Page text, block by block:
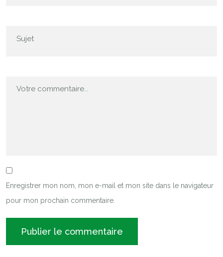
Enregistrer mon nom, mon e-mail et mon site dans le navigateur
pour mon prochain commentaire.